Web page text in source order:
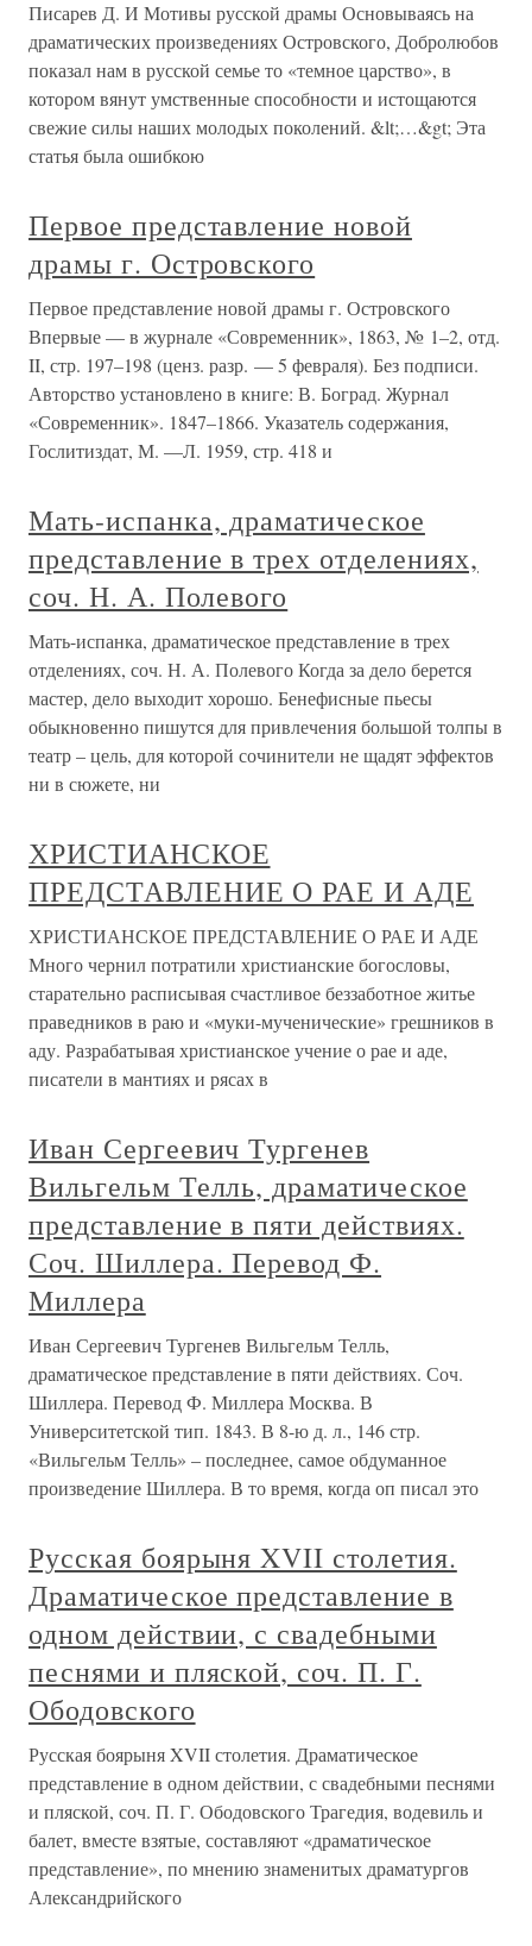
Писарев Д. И Мотивы русской драмы Основываясь на
драматических произведениях Островского, Добролюбов
показал нам в русской семье то «темное царство», в
котором вянут умственные способности и истощаются
свежие силы наших молодых поколений. &lt;…&gt; Эта
статья была ошибкою
Первое представление новой
драмы г. Островского
Первое представление новой драмы г. Островского
Впервые — в журнале «Современник», 1863, № 1–2, отд.
II, стр. 197–198 (ценз. разр. — 5 февраля). Без подписи.
Авторство установлено в книге: В. Боград. Журнал
«Современник». 1847–1866. Указатель содержания,
Гослитиздат, М. —Л. 1959, стр. 418 и
Мать-испанка, драматическое
представление в трех отделениях,
соч. Н. А. Полевого
Мать-испанка, драматическое представление в трех
отделениях, соч. Н. А. Полевого Когда за дело берется
мастер, дело выходит хорошо. Бенефисные пьесы
обыкновенно пишутся для привлечения большой толпы в
театр – цель, для которой сочинители не щадят эффектов
ни в сюжете, ни
ХРИСТИАНСКОЕ
ПРЕДСТАВЛЕНИЕ О РАЕ И АДЕ
ХРИСТИАНСКОЕ ПРЕДСТАВЛЕНИЕ О РАЕ И АДЕ
Много чернил потратили христианские богословы,
старательно расписывая счастливое беззаботное житье
праведников в раю и «муки-мученические» грешников в
аду. Разрабатывая христианское учение о рае и аде,
писатели в мантиях и рясах в
Иван Сергеевич Тургенев
Вильгельм Телль, драматическое
представление в пяти действиях.
Соч. Шиллера. Перевод Ф.
Миллера
Иван Сергеевич Тургенев Вильгельм Телль,
драматическое представление в пяти действиях. Соч.
Шиллера. Перевод Ф. Миллера Москва. В
Университетской тип. 1843. В 8-ю д. л., 146 стр.
«Вильгельм Телль» – последнее, самое обдуманное
произведение Шиллера. В то время, когда оп писал это
Русская боярыня XVII столетия.
Драматическое представление в
одном действии, с свадебными
песнями и пляской, соч. П. Г.
Ободовского
Русская боярыня XVII столетия. Драматическое
представление в одном действии, с свадебными песнями
и пляской, соч. П. Г. Ободовского Трагедия, водевиль и
балет, вместе взятые, составляют «драматическое
представление», по мнению знаменитых драматургов
Александрийского